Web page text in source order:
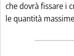
che dovrà fissare i
le quantità